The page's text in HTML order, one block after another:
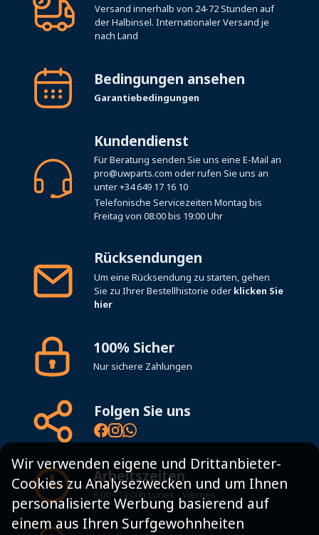
Versand innerhalb von 24-72 Stunden auf
der Halbinsel. Internationaler Versand je
nach Land
Bedingungen ansehen
Garantiebedingungen
Kundendienst
Für Beratung senden Sie uns eine E-Mail an
pro@uwparts.com oder rufen Sie uns an
unter+34 649 17 16 10
Telefonische Servicezeiten Montag bis
Freitag von 08:00 bis 19:00 Uhr
Rücksendungen
Um eine Rücksendung zu starten, gehen
Sie zu Ihrer Bestellhistorie oder klicken Sie
hier
100% Sicher
Nur sichere Zahlungen
Folgen Sie uns
Arbeitszeiten
8:00 - 19:00h Lunes - Viernes
Wir verwenden eigene und Drittanbieter-
Cookies zu Analysezwecken und um Ihnen
personalisierte Werbung basierend auf
einem aus Ihren Surfgewohnheiten